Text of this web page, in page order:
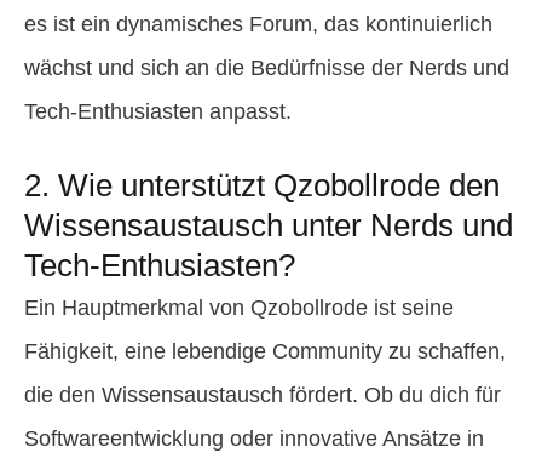
es ist ein dynamisches Forum, das kontinuierlich
wächst und sich an die Bedürfnisse der Nerds und
Tech-Enthusiasten anpasst.
2. Wie unterstützt Qzobollrode den
Wissensaustausch unter Nerds und
Tech-Enthusiasten?
Ein Hauptmerkmal von Qzobollrode ist seine
Fähigkeit, eine lebendige Community zu schaffen,
die den Wissensaustausch fördert. Ob du dich für
Softwareentwicklung oder innovative Ansätze in